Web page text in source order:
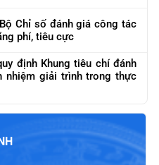
Chỉ số đánh giá công tác
phí, tiêu cực
định Khung tiêu chí đánh
nhiệm giải trình trong thực